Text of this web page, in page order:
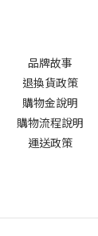
品牌故事
退換貨政策
購物金說明
購物流程說明
運送政策